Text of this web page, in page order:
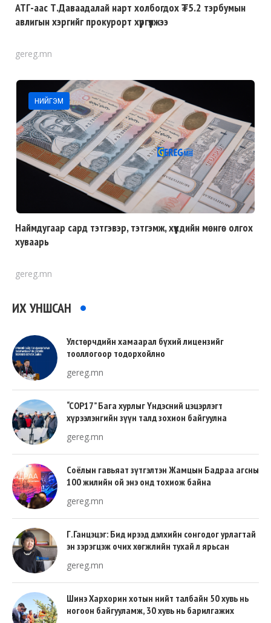
АТГ-аас Т.Даваадалай нарт холбогдох ₮5.2 тэрбумын
авлигын хэргийг прокурорт хүргүүлжээ
gereg.mn
НИЙГЭМ
Наймдугаар сард тэтгэвэр, тэтгэмж, хүүхдийн мөнгө олгох
хуваарь
gereg.mn
ИХ УНШСАН
Улстөрчдийн хамаарал бүхий лицензийг
тооллогоор тодорхойлно
gereg.mn
“COP17” Бага хурлыг Үндэсний цэцэрлэгт
хүрээлэнгийн зүүн талд зохион байгуулна
gereg.mn
Соёлын гавьяат зүтгэлтэн Жамцын Бадраа агсны
100 жилийн ой энэ онд тохиож байна
gereg.mn
Г.Ганцэцэг: Бид ирээд дэлхийн сонгодог урлагтай
эн зэрэгцэж очих хөгжлийн тухай л ярьсан
gereg.mn
Шинэ Хархорин хотын нийт талбайн 50 хувь нь
ногоон байгууламж, 30 хувь нь барилгажих